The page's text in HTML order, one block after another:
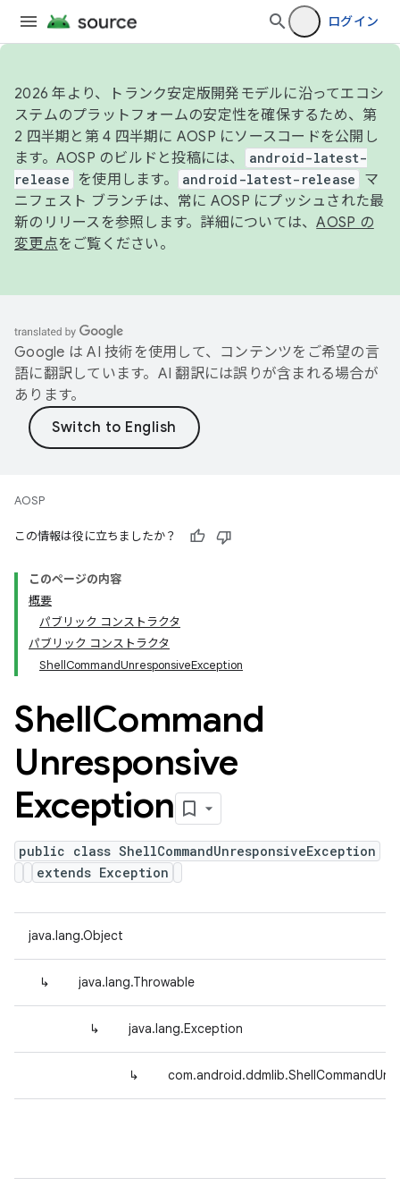
ログイン
2026 年より、トランク安定版開発モデルに沿ってエコシ
ステムのプラットフォームの安定性を確保するため、第
2 四半期と第 4 四半期に AOSP にソースコードを公開し
ます。AOSP のビルドと投稿には、
android-latest-
release
を使用します。 android-latest-release
マ
ニフェスト ブランチは、常に AOSP にプッシュされた最
新のリリースを参照します。詳細については、AOSP の
変更点をご覧ください。
Google は AI 技術を使用して、コンテンツをご希望の言
語に翻訳しています。AI 翻訳には誤りが含まれる場合が
あります。
AOSP
この情報は役に立ちましたか？
このページの内容
概要
パブリック コンストラクタ
パブリック コンストラクタ
ShellCommandUnresponsiveException
ShellCommand
Unresponsive
Exception
public class ShellCommandUnresponsiveException
extends Exception
java.lang.Object
↳ java.lang.Throwable
↳ java.lang.Exception
↳